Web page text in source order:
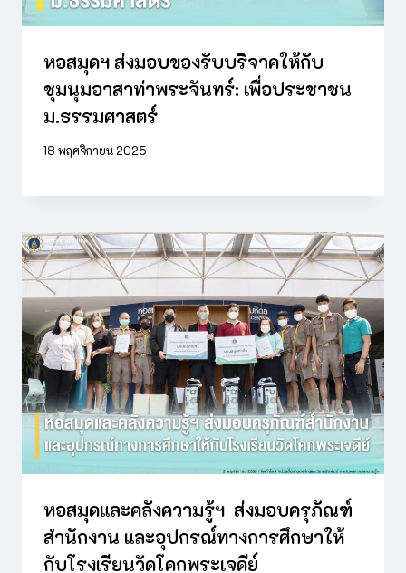
หอสมุดฯ ส่งมอบของรับบริจาคให้กับ
ชุมนุมอาสาท่าพระจันทร์: เพื่อประชาชน
ม.ธรรมศาสตร์
18 พฤศจิกายน 2025
หอสมุดและคลังความรู้ฯ ส่งมอบครุภัณฑ์
สำนักงาน และอุปกรณ์ทางการศึกษาให้
กับโรงเรียนวัดโคกพระเจดีย์